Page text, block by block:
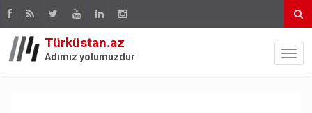
Türküstan.az
Adımız yolumuzdur